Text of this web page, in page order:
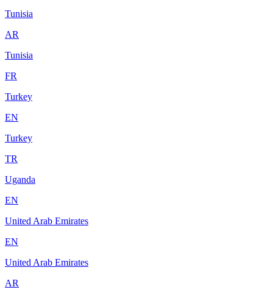
Tunisia
AR
Tunisia
FR
Turkey
EN
Turkey
TR
Uganda
EN
United Arab Emirates
EN
United Arab Emirates
AR